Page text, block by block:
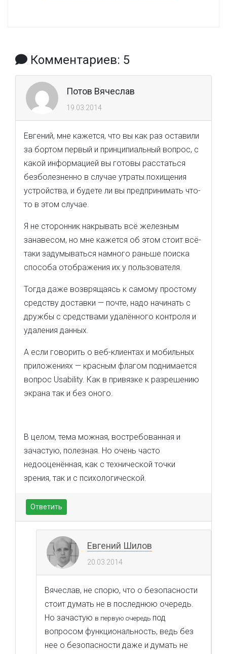
Комментариев: 5
Потов Вячеслав
19.03.2014
Евгений, мне кажется, что вы как раз оставили
за бортом первый и принципиальный вопрос, с
какой информацией вы готовы расстаться
безболезненно в случае утраты.похищения
устройства, и будете ли вы предпринимать что-
то в этом случае.
Я не сторонник накрывать всё железным
занавесом, но мне кажется об этом стоит всё-
таки задумываться намного раньше поиска
способа отображения их у пользователя.
Тогда даже возврящаясь к самому простому
средству доставки — почте, надо начинать с
дружбы с средствами удалённого контроля и
удаления данных.
А если говорить о веб-клиентах и мобильных
приложениях — красным флагом поднимается
вопрос Usability. Как в привязке к разрешению
экрана так и без оного.
В целом, тема можная, востребованная и
зачастую, полезная. Но очень часто
недооценённая, как с технической точки
зрения, так и с психологической.
Ответить
Евгений Шилов
20.03.2014
Вячеслав, не спорю, что о безопасности
стоит думать не в последнюю очередь.
Но зачастую в первую очередь под
вопросом функциональность, ведь без
нее о безопасности даже и думать не